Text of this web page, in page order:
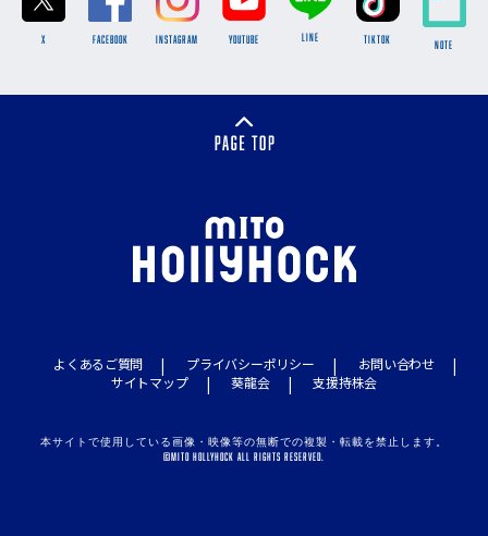
X FACEBOOK INSTAGRAM YOUTUBE LINE TikTok NOTE
よくあるご質問 プライバシーポリシー
お問い合わせ
サイトマップ
葵龍会 支援持株会
本サイトで使用している画像・映像等の無断での複製・転載を禁止します。
©MITO HOLLYHOCK ALL RIGHTS RESERVED.